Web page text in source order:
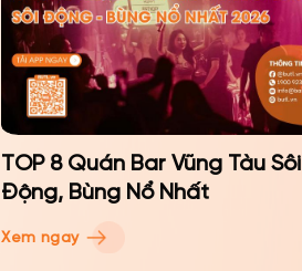
TOP 8 Quán Bar Vũng Tàu Sôi
Động, Bùng Nổ Nhất
Xem ngay